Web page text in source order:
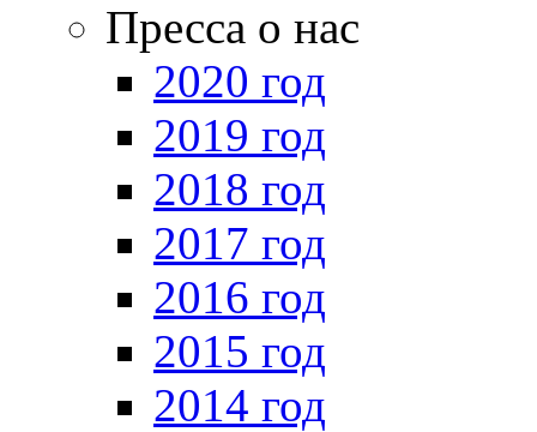
Пресса о нас
2020 год
2019 год
2018 год
2017 год
2016 год
2015 год
2014 год